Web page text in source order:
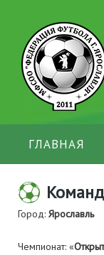
ГЛАВНАЯ
Город: Ярославль
Чемпионат: «